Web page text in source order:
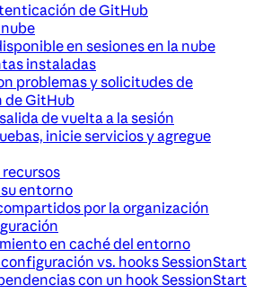
de GitHub
en sesiones en la nube
instaladas
problemas y solicitudes de
de GitHub
de vuelta a la sesión
inicie servicios y agregue
entorno
por la organización
en caché del entorno
vs. hooks SessionStart
con un hook SessionStart